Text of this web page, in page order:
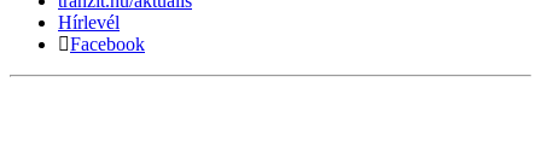
Hírlevél
Facebook